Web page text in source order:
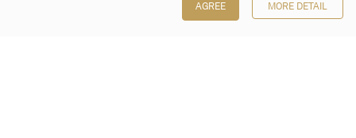
AGREE MORE DETAIL